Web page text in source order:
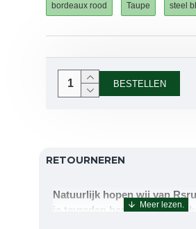
bordeaux rood Taupe steel
BESTELLEN
RETOURNEREN
Natuurlijk hopen wij van
je tevreden bent met uw